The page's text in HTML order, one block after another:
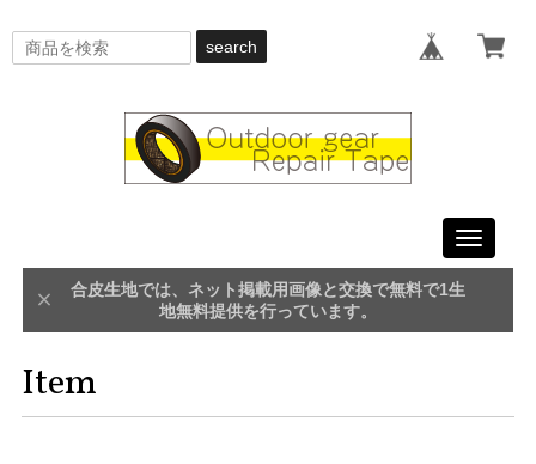
search
Toggle
合皮生地では、ネット掲載用画像と交換で無料で1生
地無料提供を行っています。
Item